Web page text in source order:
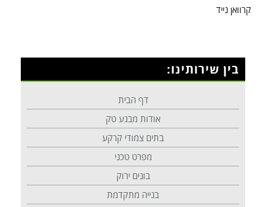
קרוואן נייד
בין שירותינו:
דף הבית
אודות מבנע טק
בתים צמודי קרקע
מפרט טכני
בונים ירוק
בנייה מתקדמת